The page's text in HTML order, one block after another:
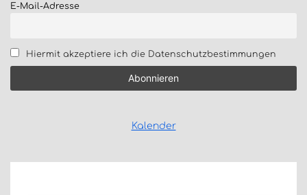
E-Mail-Adresse
Hiermit akzeptiere ich die Datenschutzbestimmungen
Kalender